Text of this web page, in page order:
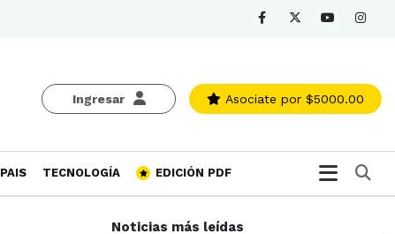
Ingresar Asociate por $5000.00
PAIS TECNOLOGÍA EDICIÓN PDF
Noticias más leídas